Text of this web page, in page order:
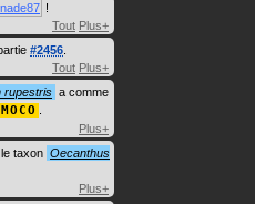
!
Tout Plus+
#2456.
Tout Plus+
rupestris a comme
MOCO .
Plus+
taxon Oecanthus
Plus+